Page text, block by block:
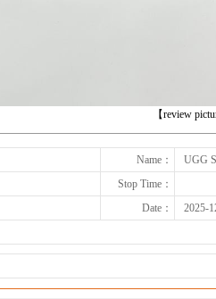
【review
Name：
UGG
Stop Time：
Date：
2025-